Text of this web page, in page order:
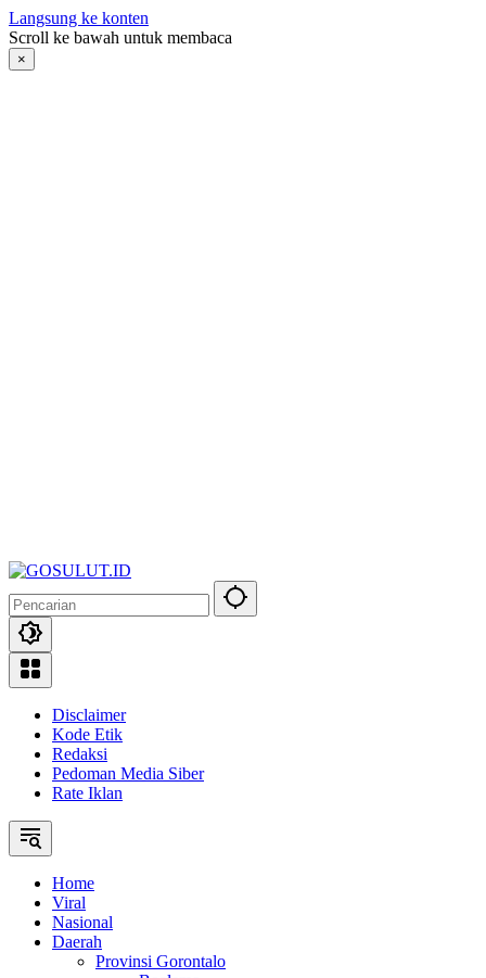
Langsung ke konten
Scroll ke bawah untuk membaca
×
Disclaimer
Kode Etik
Redaksi
Pedoman Media Siber
Rate Iklan
Home
Viral
Nasional
Daerah
Provinsi Gorontalo